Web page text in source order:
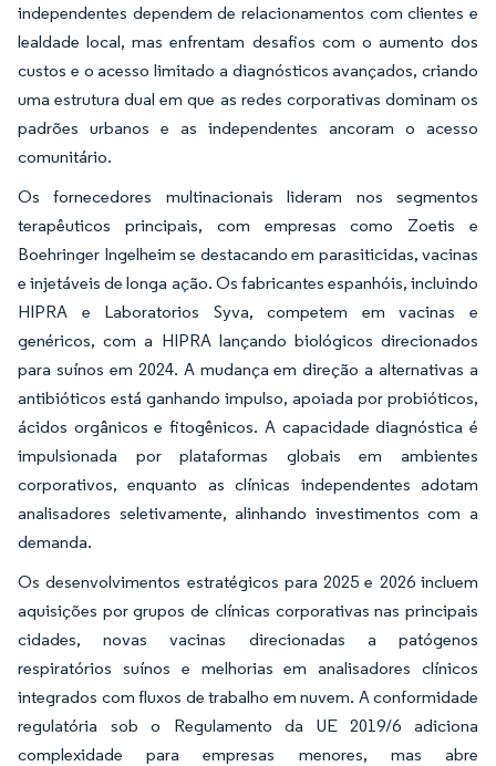
independentes dependem de relacionamentos com clientes e
lealdade local, mas enfrentam desafios com o aumento dos
custos e o acesso limitado a diagnósticos avançados, criando
uma estrutura dual em que as redes corporativas dominam os
padrões urbanos e as independentes ancoram o acesso
comunitário.
Os fornecedores multinacionais lideram nos segmentos
terapêuticos principais, com empresas como Zoetis e
Boehringer Ingelheim se destacando em parasiticidas, vacinas
e injetáveis de longa ação. Os fabricantes espanhóis, incluindo
HIPRA e Laboratorios Syva, competem em vacinas e
genéricos, com a HIPRA lançando biológicos direcionados
para suínos em 2024. A mudança em direção a alternativas a
antibióticos está ganhando impulso, apoiada por probióticos,
ácidos orgânicos e fitogênicos. A capacidade diagnóstica é
impulsionada por plataformas globais em ambientes
corporativos, enquanto as clínicas independentes adotam
analisadores seletivamente, alinhando investimentos com a
demanda.
Os desenvolvimentos estratégicos para 2025 e 2026 incluem
aquisições por grupos de clínicas corporativas nas principais
cidades, novas vacinas direcionadas a patógenos
respiratórios suínos e melhorias em analisadores clínicos
integrados com fluxos de trabalho em nuvem. A conformidade
regulatória sob o Regulamento da UE 2019/6 adiciona
complexidade para empresas menores, mas abre